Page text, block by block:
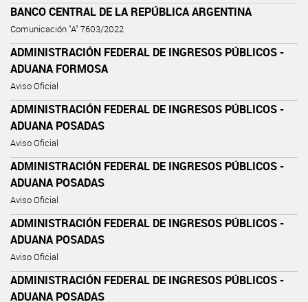
BANCO CENTRAL DE LA REPÚBLICA ARGENTINA
Comunicación "A" 7603/2022
ADMINISTRACIÓN FEDERAL DE INGRESOS PÚBLICOS -
ADUANA FORMOSA
Aviso Oficial
ADMINISTRACIÓN FEDERAL DE INGRESOS PÚBLICOS -
ADUANA POSADAS
Aviso Oficial
ADMINISTRACIÓN FEDERAL DE INGRESOS PÚBLICOS -
ADUANA POSADAS
Aviso Oficial
ADMINISTRACIÓN FEDERAL DE INGRESOS PÚBLICOS -
ADUANA POSADAS
Aviso Oficial
ADMINISTRACIÓN FEDERAL DE INGRESOS PÚBLICOS -
ADUANA POSADAS